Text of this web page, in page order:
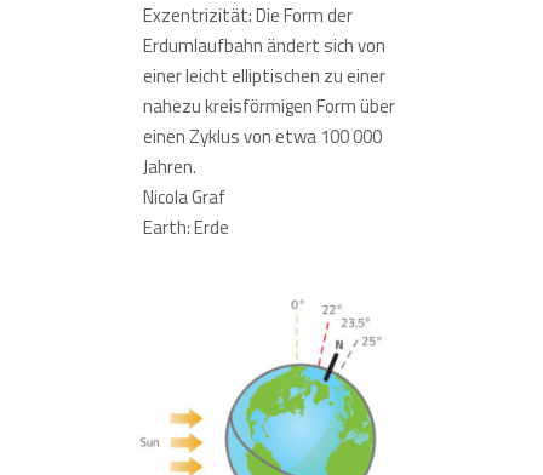
Exzentrizität: Die Form der
Erdumlaufbahn ändert sich von
einer leicht elliptischen zu einer
nahezu kreisförmigen Form über
einen Zyklus von etwa 100 000
Jahren.
Nicola Graf
Earth: Erde